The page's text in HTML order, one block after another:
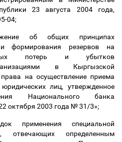
23 августа 2004 года,
04;
об общих принципах
формирования резервов на
потерь и убытков
в Кыргызской
на осуществление приема
лиц, утвержденное
Национального банка
октября 2003 года № 31/3»;
применения специальной
отвечающих определенным